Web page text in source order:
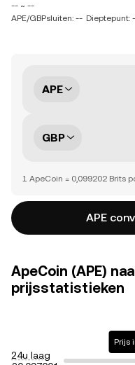
-- ~ --
APE/GBPsluiten: -- Dieptepunt:
APE
GBP
1 ApeCoin = 0,099202 Brits
APE
ApeCoin (APE)
prijsstatistieken
24u laag
Prijs